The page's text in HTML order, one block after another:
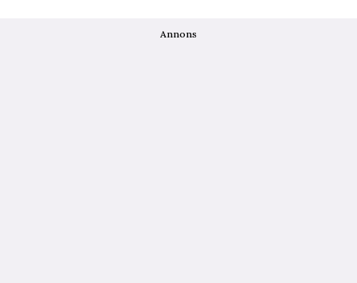
Annons